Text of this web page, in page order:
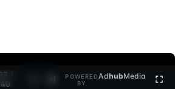
/
POWERED
BY
AdhubMedia